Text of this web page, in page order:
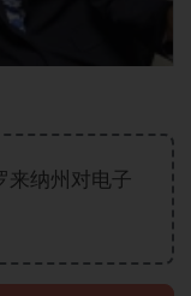
来纳州对电子